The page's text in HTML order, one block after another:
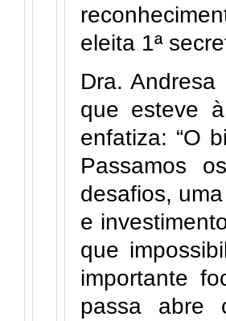
eleita 1ª
Dra.
que esteve
enfatiza: “O
Passamos
desafios,
e
que
importante
passa abre